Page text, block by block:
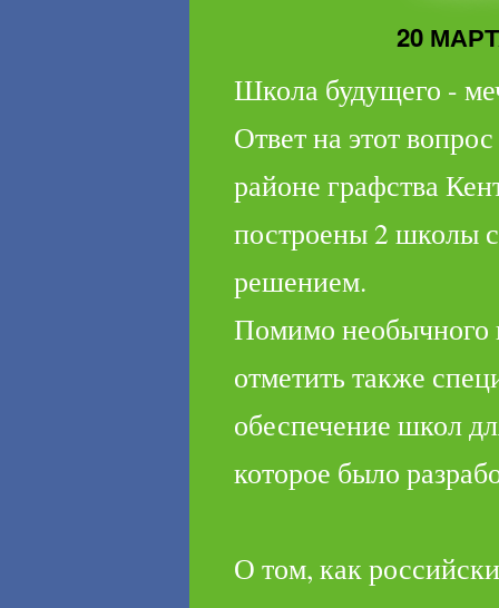
20
Школа будущего -
Ответ на этот
районе графства
построены 2 школы
решением.
Помимо необычного
отметить также
обеспечение школ
которое было
О том, как